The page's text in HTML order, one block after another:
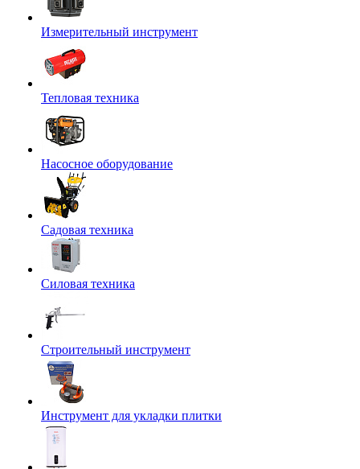
Измерительный инструмент
Тепловая техника
Насосное оборудование
Садовая техника
Силовая техника
Строительный инструмент
Инструмент для укладки плитки